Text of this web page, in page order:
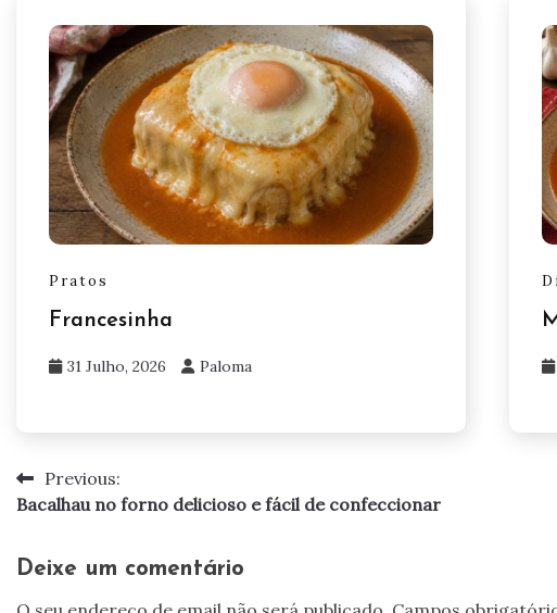
Pratos
Francesinha
31 Julho, 2026 Paloma
Navegação
artigos
Previous:
Bacalhau no forno delicioso e fácil de confeccionar
Deixe um comentário